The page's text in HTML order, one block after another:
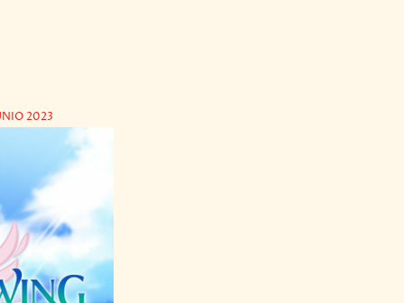
2023